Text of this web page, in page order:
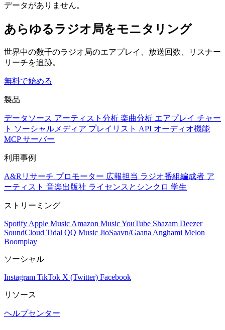
データがありません。
あらゆるラジオ局をモニタリング
世界中の数千のラジオ局のエアプレイ、放送回数、リスナー
リーチを追跡。
無料で始める
製品
データソース アーティスト分析 楽曲分析 エアプレイ チャー
ト ソーシャルメディア プレイリスト API オーディオ機能
MCP サーバー
利用事例
A&Rリサーチ プロモーター 広報担当 ラジオ番組編成者 ア
ーティスト 音楽出版社 ライセンスとシンクロ 学生
ストリーミング
Spotify Apple Music Amazon MusicYouTube Shazam Deezer
SoundCloud Tidal QQ Music JioSaavn/Gaana Anghami Melon
Boomplay
ソーシャル
Instagram TikTok X (Twitter) Facebook
リソース
ヘルプセンター